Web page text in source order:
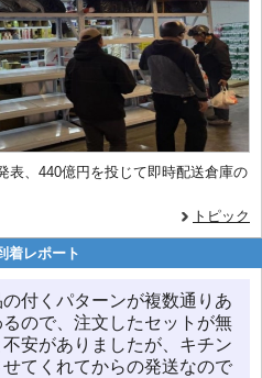
表、440億円を投じて即時配送倉庫の
トピック
着レポート
付くパターンが複数通りあ
ので、注文したセットが無
安がありましたが、キチン
てくれてからの発送なので